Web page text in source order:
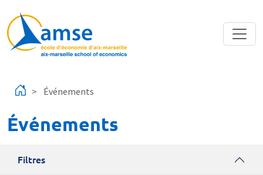
Événements
Événements
Filtres